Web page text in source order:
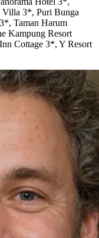
Villa 3*, Puri Bunga
Taman Harum
Kampung Resort
Cottage 3*, Y Resort